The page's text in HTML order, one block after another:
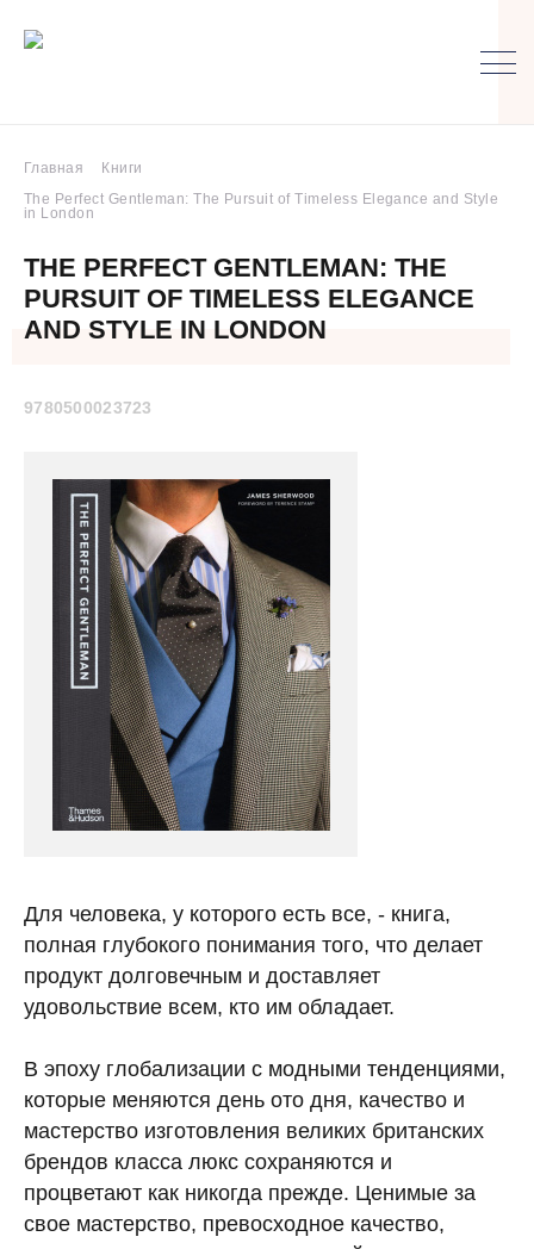
Главная
Книги
The Perfect Gentleman: The Pursuit of Timeless Elegance and Style
in London
THE PERFECT GENTLEMAN: THE
PURSUIT OF TIMELESS ELEGANCE
AND STYLE IN LONDON
9780500023723
Для человека, у которого есть все, - книга,
полная глубокого понимания того, что делает
продукт долговечным и доставляет
удовольствие всем, кто им обладает.
В эпоху глобализации с модными тенденциями,
которые меняются день ото дня, качество и
мастерство изготовления великих британских
брендов класса люкс сохраняются и
процветают как никогда прежде. Ценимые за
свое мастерство, превосходное качество,